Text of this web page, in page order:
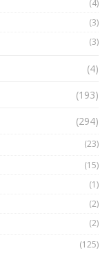
kiện ảnh hưởng
| Phổ cập
(4)
(3)
(3)
(4)
(193)
(294)
(23)
(15)
(1)
(2)
(2)
(125)